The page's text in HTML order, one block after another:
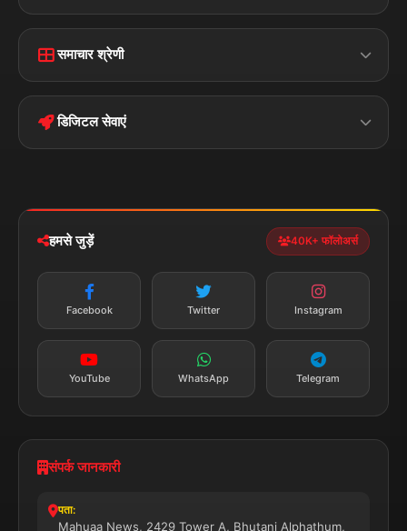
Disclaimer
Terms &
Privacy Policy
समाचार श्रेणी
पॉलिटिकल झारखण्ड
डिजिटल सेवाएं
न्यूज़ अलर्ट
तत्काल अपडेट
सब्सक्राइब करें
हमसे जुड़ें 40K+ फॉलोअर्स
Facebook Twitter Instagram
YouTube WhatsApp Telegram
संपर्क जानकारी
पता:
Mahuaa News, 2429 Tower A, Bhutani Alphathum,